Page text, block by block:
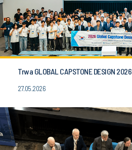
Trwa GLOBAL CAPSTONE DESIGN 2026
27.05.2026